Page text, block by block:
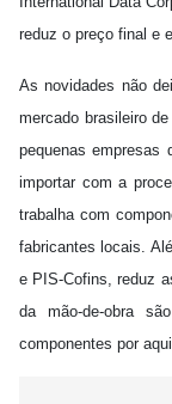
reduz o preço final e
As novidades não
mercado brasileiro
pequenas empresas
importar com a
trabalha com
fabricantes locais.
e PIS-Cofins, reduz
da mão-de-obra
componentes por